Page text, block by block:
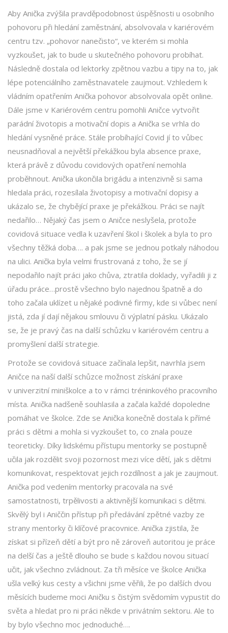
Aby Anička zvýšila pravděpodobnost úspěšnosti u osobního
pohovoru při hledání zaměstnání, absolvovala v kariérovém
centru tzv. „pohovor nanečisto“, ve kterém si mohla
vyzkoušet, jak to bude u skutečného pohovoru probíhat.
Následně dostala od lektorky zpětnou vazbu a tipy na to, jak
lépe potenciálního zaměstnavatele zaujmout. Vzhledem k
vládním opatřením Anička pohovor absolvovala opět online.
Dále jsme v Kariérovém centru pomohli Aničce vytvořit
parádní životopis a motivační dopis a Anička se vrhla do
hledání vysněné práce. Stále probíhající Covid jí to vůbec
neusnadňoval a největší překážkou byla absence praxe,
která právě z důvodu covidových opatření nemohla
proběhnout. Anička ukončila brigádu a intenzivně si sama
hledala práci, rozesílala životopisy a motivační dopisy a
ukázalo se, že chybějící praxe je překážkou. Práci se najít
nedařilo… Nějaký čas jsem o Aničce neslyšela, protože
covidová situace vedla k uzavření škol i školek a byla to pro
všechny těžká doba…. a pak jsme se jednou potkaly náhodou
na ulici. Anička byla velmi frustrovaná z toho, že se jí
nepodařilo najít práci jako chůva, ztratila doklady, vyřadili ji z
úřadu práce…prostě všechno bylo najednou špatně a do
toho začala uklízet u nějaké podivné firmy, kde si vůbec není
jistá, zda jí dají nějakou smlouvu či výplatní pásku. Ukázalo
se, že je pravý čas na další schůzku v kariérovém centru a
promyšlení další strategie.
Protože se covidová situace začínala lepšit, navrhla jsem
Aničce na naší další schůzce možnost získání praxe
v univerzitní miniškolce a to v rámci tréninkového pracovního
místa. Anička nadšeně souhlasila a začala každé dopoledne
pomáhat ve školce. Zde se Anička konečně dostala k přímé
práci s dětmi a mohla si vyzkoušet to, co znala pouze
teoreticky. Díky lidskému přístupu mentorky se postupně
učila jak rozdělit svoji pozornost mezi více dětí, jak s dětmi
komunikovat, respektovat jejich rozdílnost a jak je zaujmout.
Anička pod vedením mentorky pracovala na své
samostatnosti, trpělivosti a aktivnější komunikaci s dětmi.
Skvělý byl i Aniččin přístup při předávání zpětné vazby ze
strany mentorky či klíčové pracovnice. Anička zjistila, že
získat si přízeň dětí a být pro ně zároveň autoritou je práce
na delší čas a ještě dlouho se bude s každou novou situací
učit, jak všechno zvládnout. Za tři měsíce ve školce Anička
ušla velký kus cesty a všichni jsme věřili, že po dalších dvou
měsících budeme moci Aničku s čistým svědomím vypustit do
světa a hledat pro ni práci někde v privátním sektoru. Ale to
by bylo všechno moc jednoduché….